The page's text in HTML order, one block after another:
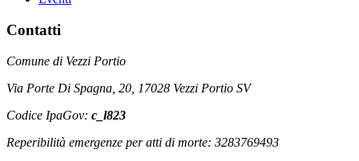
Contatti
Comune di Vezzi Portio
Via Porte Di Spagna, 20, 17028 Vezzi Portio SV
Codice IpaGov: c_l823
Reperibilità emergenze per atti di morte: 3283769493